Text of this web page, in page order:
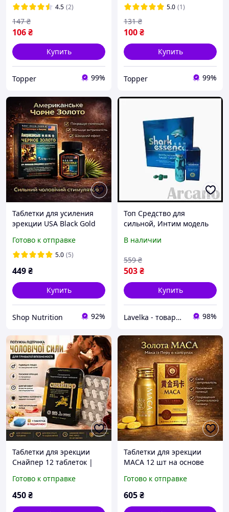
4.5 (2)
106₴
147 ₴
Купить
Topper 99%
5.0 (1)
100₴
131 ₴
Купить
Topper 99%
Таблетки для усиления
эрекции USA Black Gold
возбудитель без
побочных эффектов и
Готово к отправке
5.0 (5)
449₴
Купить
Shop Nutrition 92%
Топ Средство для
сильной, Интим модель
шт таблетки для мужчин
лучшее
В наличии
503₴
559 ₴
Купить
Lavelka - товары для удовольствия 98%
Таблетки для эрекции
Снайпер 12 таблеток |
можно делить пополам
Готово к отправке
450₴
Таблетки для эрекции
MACA 12 шт на основе
повышения либидо и
выносливости
Готово к отправке
605₴